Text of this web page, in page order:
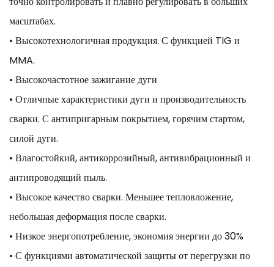
масштабах.
• Высокотехнологичная продукция. С функцией TIG и
MMA.
• Высокочастотное зажигание дуги
• Отличные характеристики дуги и производительность
сварки. С антипригарным покрытием, горячим стартом,
силой дуги.
• Влагостойкий, антикоррозийный, антивибрационный и
антипроводящий пыль.
• Высокое качество сварки. Меньшее тепловложение,
небольшая деформация после сварки.
• Низкое энергопотребление, экономия энергии до 30%
• С функциями автоматической защиты от перегрузки по